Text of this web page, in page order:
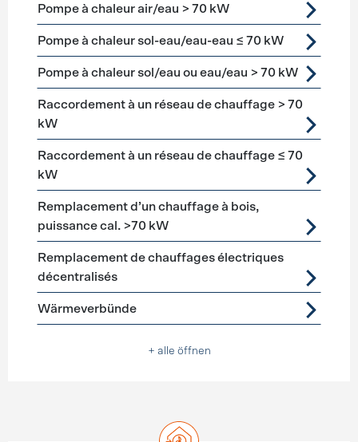
Pompe à chaleur air/eau > 70 kW
Pompe à chaleur sol-eau/eau-eau ≤ 70 kW
Pompe à chaleur sol/eau ou eau/eau > 70 kW
Raccordement à un réseau de chauffage > 70
kW
Raccordement à un réseau de chauffage ≤ 70
kW
Remplacement d’un chauffage à bois,
puissance cal. >70 kW
Remplacement de chauffages électriques
décentralisés
Wärmeverbünde
+ alle öffnen